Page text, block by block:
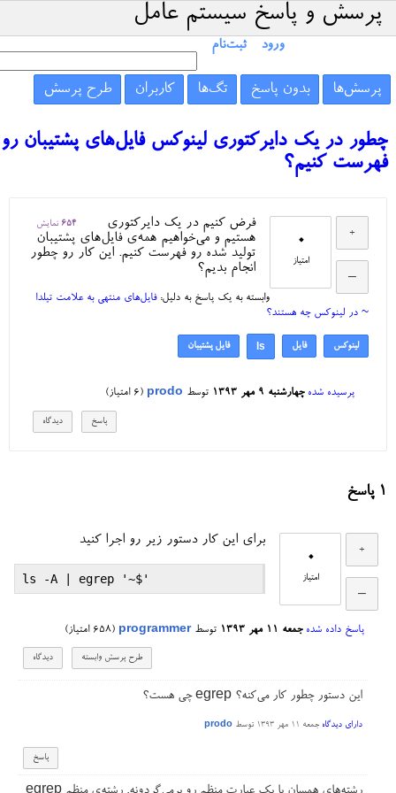
پرسش و پاسخ سیستم عامل
ورود ثبت‌نام
پرسش‌ها بدون پاسخ تگ‌ها کاربران طرح پرسش
چطور در یک دایرکتوری لینوکس فایل‌های پشتیبان رو
فهرست کنیم؟
0
امتیاز
654 نمایش
فرض کنیم در یک دایرکتوری
هستیم و می‌خواهیم همه‌ی فایل‌های پشتیبان
تولید شده رو فهرست کنیم. این کار رو چطور
انجام بدیم؟
وابسته به یک پاسخ به دلیل:فایل‌های منتهی به علامت تیلدا
~ در لینوکس چه هستند؟
لینوکس فایل ls فایل پشتیبان
پرسیده شده چهارشنبه ۹ مهر ۱۳۹۳ توسط prodo
(
6 امتیاز)
1 پاسخ
0
امتیاز
برای این کار دستور زیر رو اجرا کنید
پاسخ داده شده جمعه ۱۱ مهر ۱۳۹۳ توسطprogrammer
(
658 امتیاز)
این دستور چطور کار می‌کنه؟ egrep چی هست؟
دارای دیدگاه جمعه ۱۱ مهر ۱۳۹۳ توسط prodo